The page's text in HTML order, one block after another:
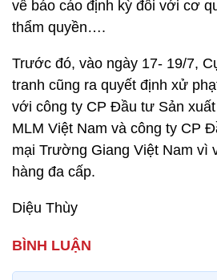
về báo cáo định kỳ đối với cơ
thẩm quyền….
Trước đó, vào ngày 17- 19/7,
tranh cũng ra quyết định xử
với công ty CP Đầu tư Sản
MLM Việt Nam và công ty CP
mại Trường Giang Việt Nam vì
hàng đa cấp.
Diệu Thùy